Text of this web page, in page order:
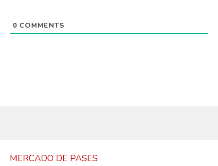
0 COMMENTS
MERCADO DE PASES